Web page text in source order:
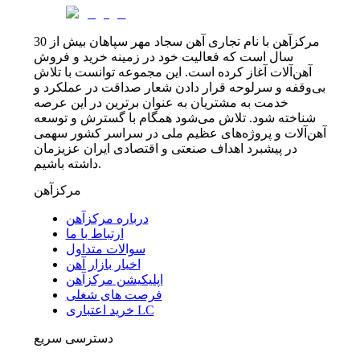
مرکزآهن با نام تجاری آهن سجاد مهر سپاهان بیش از 30
سال است که فعالیت خود در زمینه خرید و فروش
آهن‌آلات آغاز کرده است. این مجموعه توانست با تلاش
بی‌وقفه و سرلوحه قرار دادن شعار صداقت در عملکرد و
خدمت به مشتریان به عنوان برترین در این عرصه
شناخته شود. تلاش می‌شود همگام با گسترش و توسعه
آهن‌آلات و پروژه‌های عظیم ملی در سراسر کشور سهمی
در پیشبرد اهداف صنعتی و اقتصادی ایران عزیزمان
داشته باشیم.
مرکزآهن
درباره مرکزآهن
ارتباط با ما
سوالات متداول
اخبار بازار آهن
اپلیکیشن مرکزآهن
فرصت های شغلی
خرید اعتباری LC
دسترسی سریع